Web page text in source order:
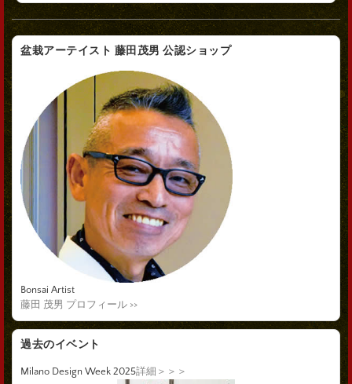
盆栽アーテイスト 藤田茂男 公認ショップ
Bonsai Artist
藤田 茂男 プロフィール >>
過去のイベント
Milano Design Week 2025詳細＞＞＞